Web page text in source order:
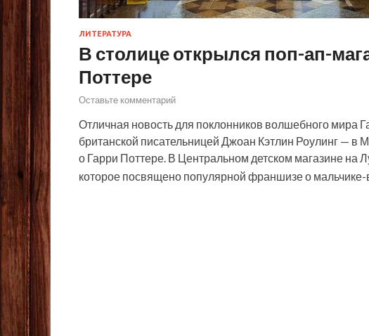
ЛИТЕРАТУРА
В столице открылся поп-ап-
Поттере
Оставьте комментарий
Отличная новость для поклонников волшебного мира
британской писательницей Джоан Кэтлин Роулинг —
о Гарри Поттере. В Центральном детском магазине на
которое посвящено популярной франшизе о